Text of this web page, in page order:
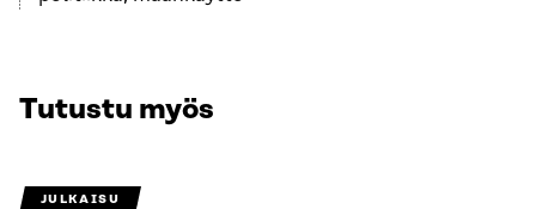
Tutustu myös
JULKAISU